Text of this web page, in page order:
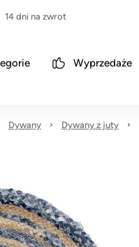
14 dni na zwrot
Wyprzedaże
Dywany Dywany z juty